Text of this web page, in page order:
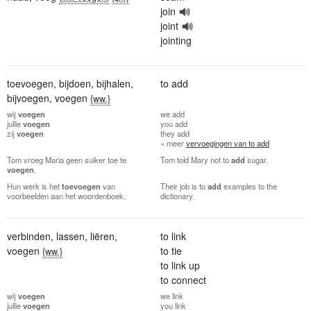
join
joint
jointing
toevoegen, bijdoen, bijhalen,
bijvoegen, voegen {ww.}
to add
wijvoegen
jullievoegen
zijvoegen
weadd
youadd
they add
» meervervoegingen van to add
Tom vroeg Maria geen suiker toe te
voegen
Tom told Mary not toadd sugar.
Hun werk is hettoevoegen van
voorbeelden aan het woordenboek.
Their job is toadd examples to the
dictionary.
verbinden, lassen, liëren,
voegen {ww.}
to link
to tie
to link up
to connect
wijvoegen
jullievoegen
welink
youlink